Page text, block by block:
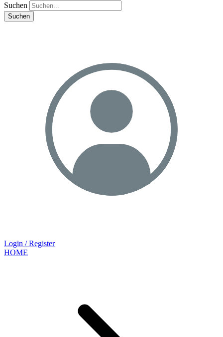
Suchen
Suchen
Login / Register
HOME